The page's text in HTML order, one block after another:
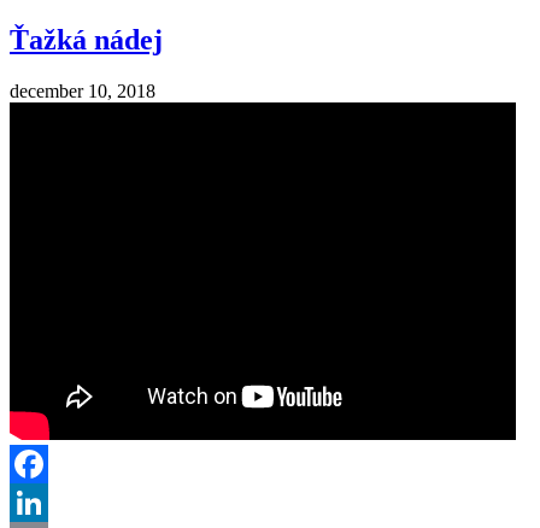
Ťažká nádej
december 10, 2018
Facebook